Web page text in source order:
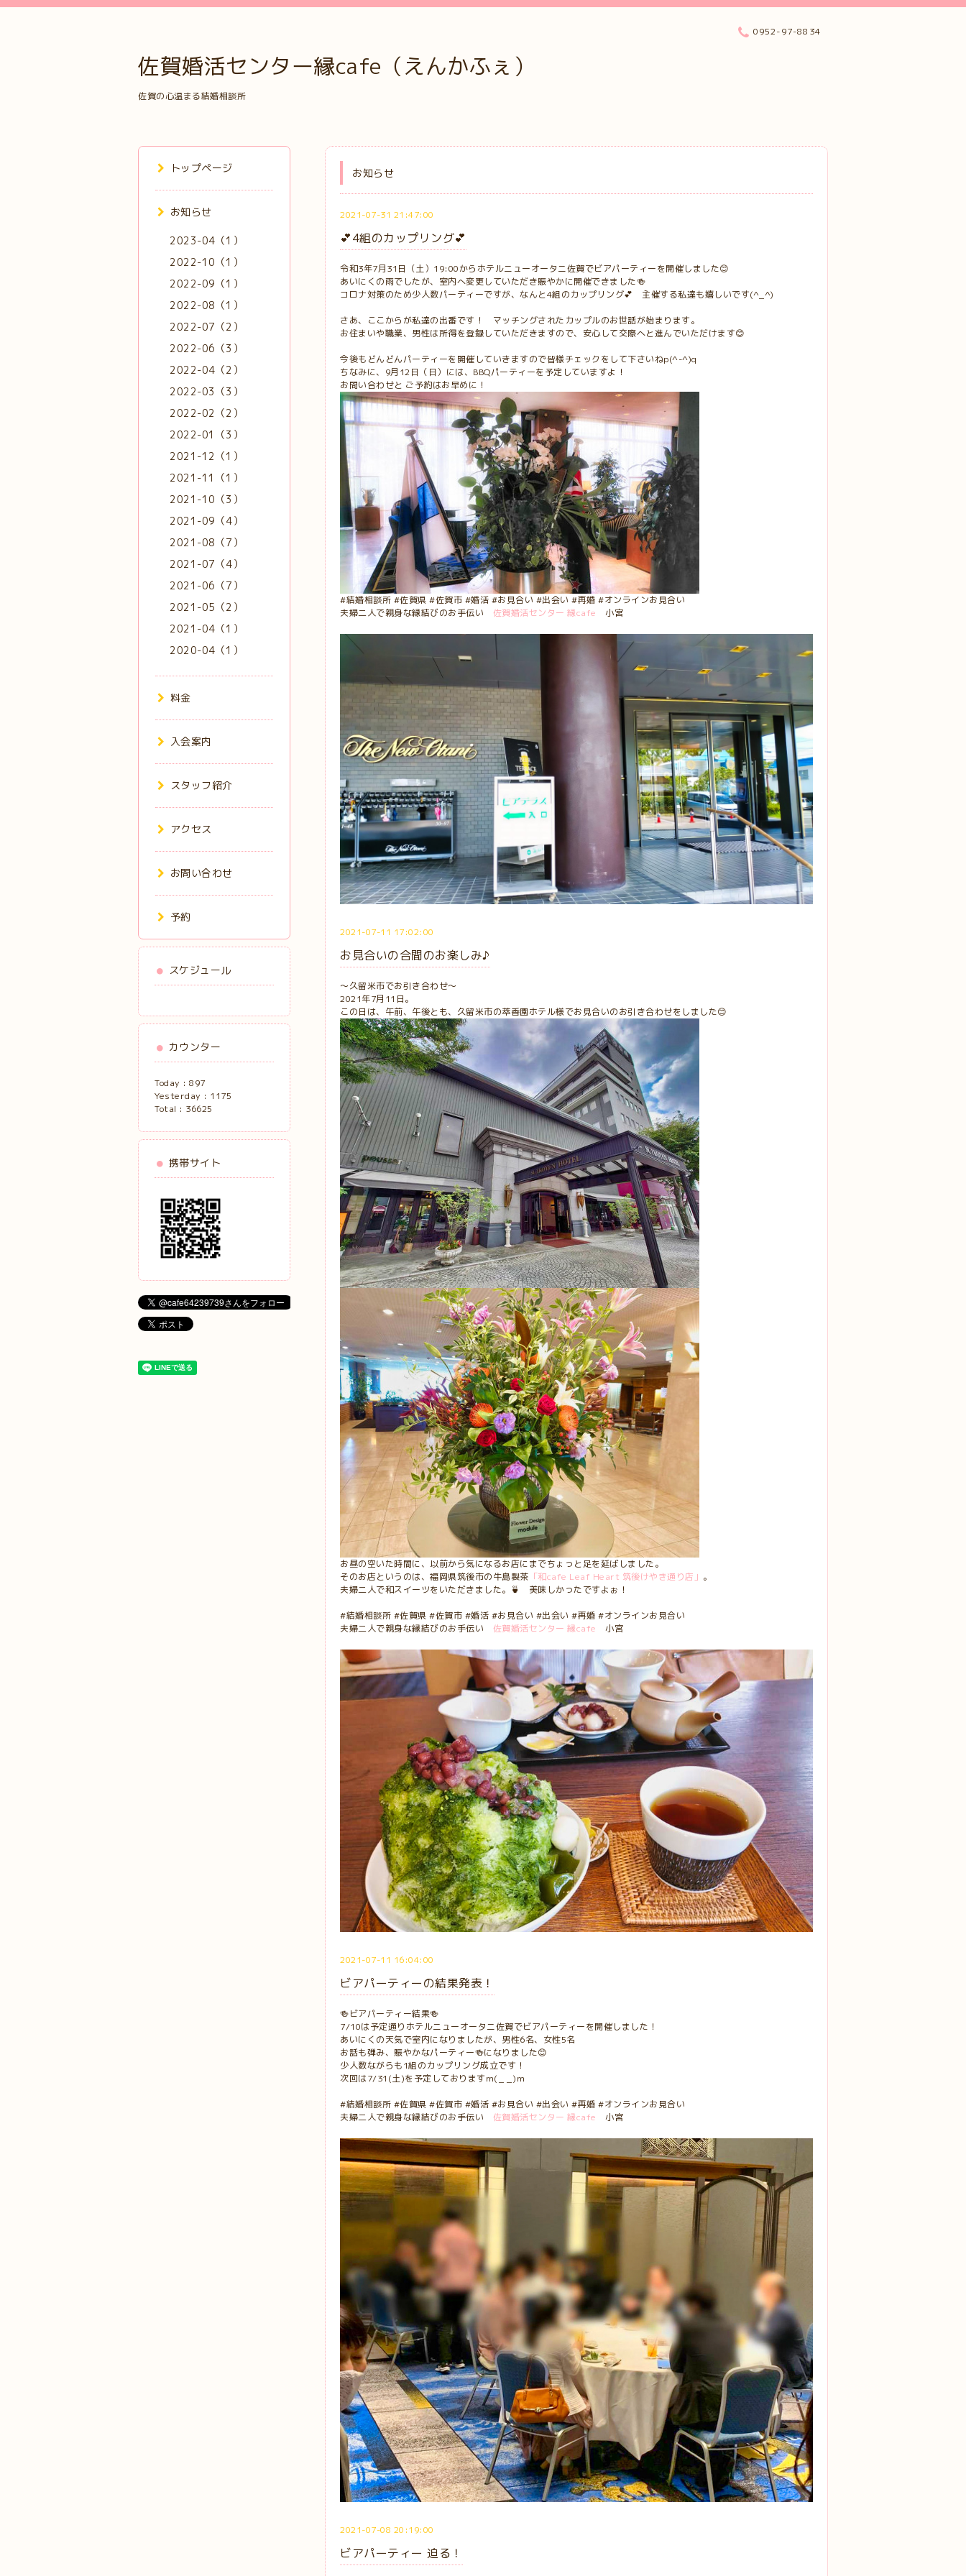
佐賀婚活センター縁cafe（えんかふぇ）
佐賀の心温まる結婚相談所
0952-97-8834
お知らせ
2021-07-31 21:47:00
💕4組のカップリング💕
令和3年7月31日（土）19:00からホテルニューオータニ佐賀でビアパーティーを開催しました😊
あいにくの雨でしたが、室内へ変更していただき賑やかに開催できました🍻
コロナ対策のため少人数パーティーですが、なんと4組のカップリング💕 主催する私達も嬉しいです(^_^)
さあ、ここからが私達の出番です！ マッチングされたカップルのお世話が始まります。
お住まいや職業、男性は所得を登録していただきますので、安心して交際へと進んでいただけます😊
今後もどんどんパーティーを開催していきますので皆様チェックをして下さいねp(^-^)q
ちなみに、9月12日（日）には、BBQパーティーを予定していますよ！
お問い合わせと ご予約はお早めに！
#結婚相談所 #佐賀県 #佐賀市 #婚活 #お見合い #出会い #再婚 #オンラインお見合い
夫婦二人で親身な縁結びのお手伝い 佐賀婚活センター 縁cafe 小宮
2021-07-11 17:02:00
お見合いの合間のお楽しみ♪
～久留米市でお引き合わせ～
2021年7月11日。
この日は、午前、午後とも、久留米市の萃香園ホテル様でお見合いのお引き合わせをしました😊
お昼の空いた時間に、以前から気になるお店にまでちょっと足を延ばしました。
そのお店というのは、福岡県筑後市の牛島製茶 「和cafe Leaf Heart 筑後けやき通り店」 。
夫婦二人で和スイーツをいただきました。🍵 美味しかったですよぉ！
#結婚相談所 #佐賀県 #佐賀市 #婚活 #お見合い #出会い #再婚 #オンラインお見合い
夫婦二人で親身な縁結びのお手伝い 佐賀婚活センター 縁cafe 小宮
2021-07-11 16:04:00
ビアパーティーの結果発表！
🍻ビアパーティー結果🍻
7/10は予定通りホテルニューオータニ佐賀でビアパーティーを開催しました！
あいにくの天気で室内になりましたが、男性6名、女性5名
お話も弾み、賑やかなパーティー🍻になりました😊
少人数ながらも1組のカップリング成立です！
次回は7/31(土)を予定しておりますm(_ _)m
#結婚相談所 #佐賀県 #佐賀市 #婚活 #お見合い #出会い #再婚 #オンラインお見合い
夫婦二人で親身な縁結びのお手伝い 佐賀婚活センター 縁cafe 小宮
2021-07-08 20:19:00
ビアパーティー 迫る！
トップページ
お知らせ
2023-04（1）
2022-10（1）
2022-09（1）
2022-08（1）
2022-07（2）
2022-06（3）
2022-04（2）
2022-03（3）
2022-02（2）
2022-01（3）
2021-12（1）
2021-11（1）
2021-10（3）
2021-09（4）
2021-08（7）
2021-07（4）
2021-06（7）
2021-05（2）
2021-04（1）
2020-04（1）
料金
入会案内
スタッフ紹介
アクセス
お問い合わせ
予約
スケジュール
カウンター
Today : 897
Yesterday : 1175
Total : 36625
携帯サイト